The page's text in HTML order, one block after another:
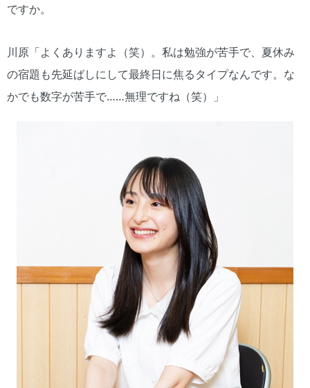
ですか。
川原「よくありますよ（笑）。私は勉強が苦手で、夏休み
の宿題も先延ばしにして最終日に焦るタイプなんです。な
かでも数字が苦手で……無理ですね（笑）」